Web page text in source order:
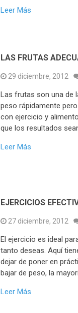
Leer Más
LAS FRUTAS
29 diciembre, 2012
Las frutas son una de
peso rápidamente
con ejercicio y
que los resultados
Leer Más
EJERCICIOS
27 diciembre, 2012
El ejercicio es ideal
tanto deseas. Aquí
dejar de poner en
bajar de peso, la
Leer Más